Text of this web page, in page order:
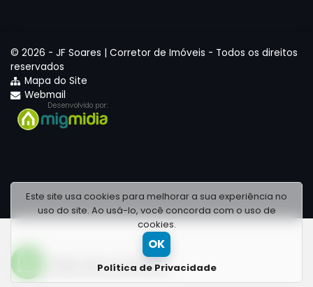
© 2026 - JF Soares | Corretor de Imóveis - Todos os direitos
reservados
Mapa do Site
Webmail
Falar com o Corretor
Este site usa cookies para melhorar a sua experiência no
uso do site. Ao usá-lo, você concorda com o uso de
cookies.
OK
Política de Privacidade